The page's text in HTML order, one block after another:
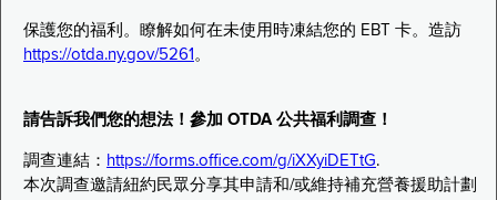
保護您的福利。瞭解如何在未使用時凍結您的 EBT 卡。造訪
https://otda.ny.gov/5261 。
請告訴我們您的想法！參加 OTDA 公共福利調查！
調查連結： https://forms.office.com/g/iXXyiDETtG.
本次調查邀請紐約民眾分享其申請和/或維持補充營養援助計劃